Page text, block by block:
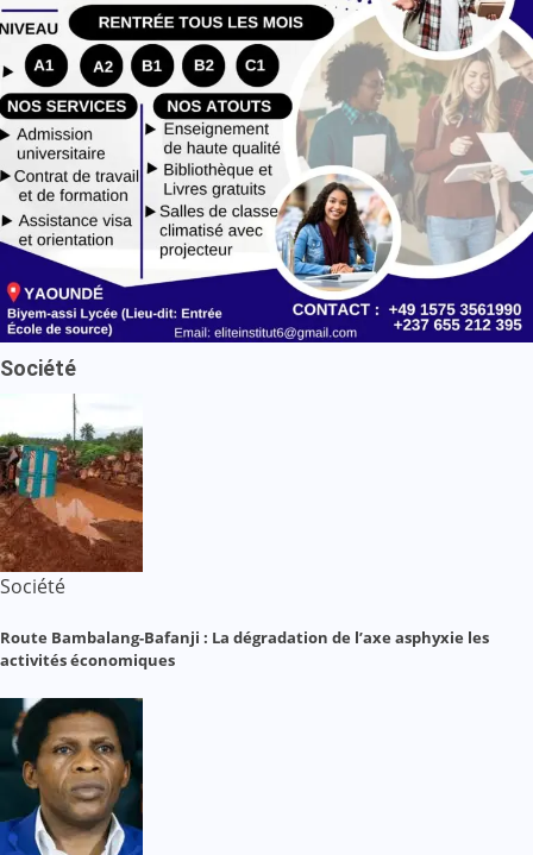
Société
Société
Route Bambalang-Bafanji : La dégradation de l’axe asphyxie les
activités économiques